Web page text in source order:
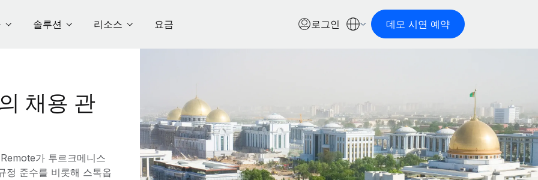
솔루션 리소스 요금 로그인 데모 시연 예약
채용 관
가 투르크메니스
정 준수를 비롯해 스톡옵